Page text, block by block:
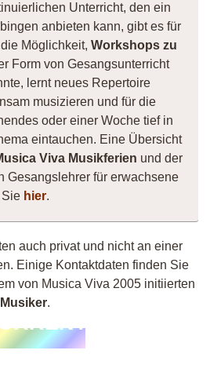
Unterricht, den ein
anbieten kann, gibt es für
Möglichkeit, Workshops zu
Form von Gesangsunterricht
lernt neues Repertoire
musizieren und für die
oder einer Woche tief in
eintauchen. Eine Übersicht
Viva Musikferien und der
Gesangslehrer für erwachsene
Sie hier.
auch privat und nicht an einer
Einige Kontaktdaten finden Sie
von Musica Viva 2005 initiierten
.